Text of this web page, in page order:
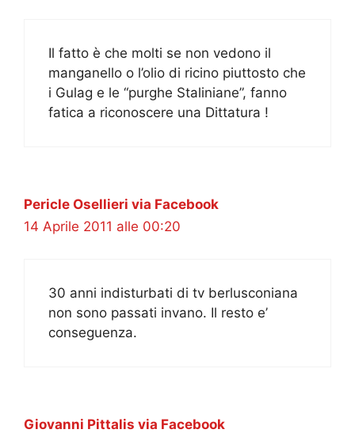
Il fatto è che molti se non vedono il
manganello o l’olio di ricino piuttosto che
i Gulag e le “purghe Staliniane”, fanno
fatica a riconoscere una Dittatura !
Pericle Osellieri via Facebook
14 Aprile 2011 alle 00:20
30 anni indisturbati di tv berlusconiana
non sono passati invano. Il resto e’
conseguenza.
Giovanni Pittalis via Facebook